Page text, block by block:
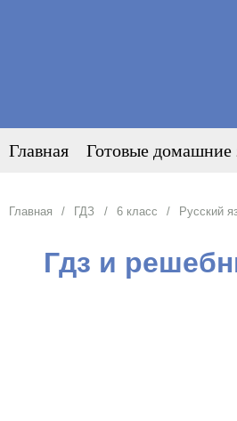
Главная Готовые домашние
Главная ГДЗ 6 класс Русский
Гдз и